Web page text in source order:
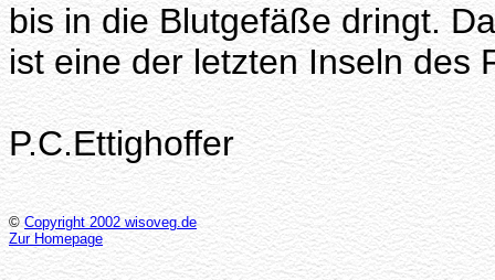
bis in die Blutgefäße dringt.
ist eine der letzten Inseln des
P.C.Ettighoffer
© Copyright 2002 wisoveg.de
Zur Homepage